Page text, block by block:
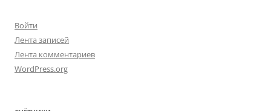
Войти
Лента записей
Лента комментариев
WordPress.org